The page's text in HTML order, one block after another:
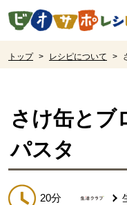
ページの先頭です。
トップ > レシピについて >
さけ缶とブ
パスタ
20分